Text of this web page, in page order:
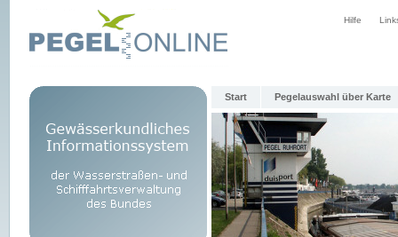
Hilfe
Start Pegelauswahl über Karte